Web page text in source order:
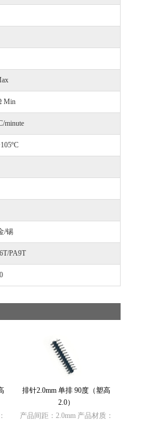
Min
minute
/锡
PA9T
排针2.0mm 单排 90度（塑高
2.0）
产品间距：2.0mm 产品材质：